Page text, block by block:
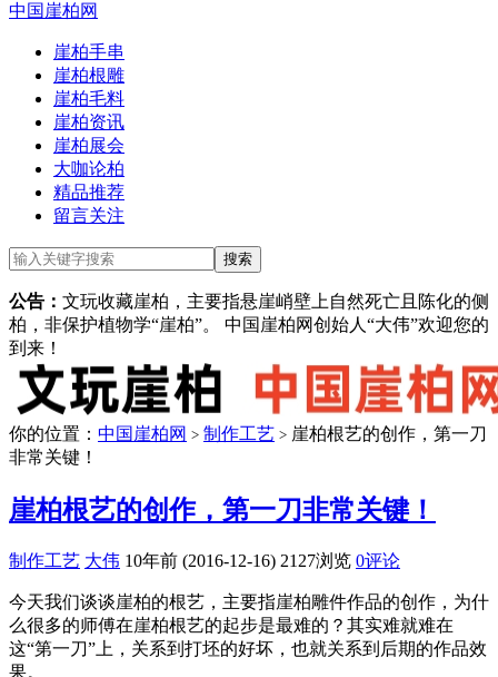
中国崖柏网
崖柏手串
崖柏根雕
崖柏毛料
崖柏资讯
崖柏展会
大咖论柏
精品推荐
留言关注
公告： 文玩收藏崖柏，主要指悬崖峭壁上自然死亡且陈化的侧
柏，非保护植物学“崖柏”。 中国崖柏网创始人“大伟”欢迎您的
到来！
你的位置： 中国崖柏网 > 制作工艺 > 崖柏根艺的创作，第一刀
非常关键！
崖柏根艺的创作，第一刀非常关键！
制作工艺 大伟 10年前 (2016-12-16) 2127浏览 0评论
今天我们谈谈崖柏的根艺，主要指崖柏雕件作品的创作，为什
么很多的师傅在崖柏根艺的起步是最难的？其实难就难在
这“第一刀”上，关系到打坯的好坏，也就关系到后期的作品效
果。